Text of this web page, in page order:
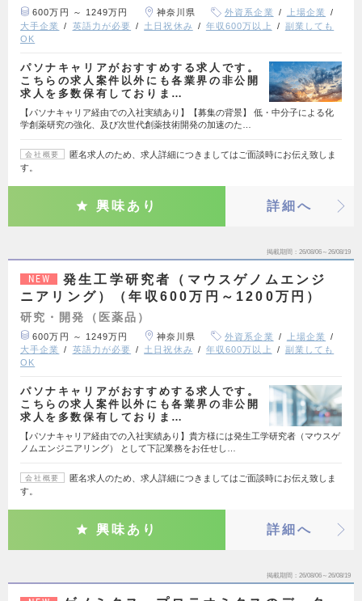
600万円 ～ 1249万円 神奈川県 外資系企業
上場企業
大手企業
英語力が必要 土日祝休み 年収600万以上
副業しても
OK
パソナキャリアがおすすめする求人です。
こちらの求人案件以外にも各業界の非公開
求人を多数保有しておりま…
【パソナキャリア経由での入社実績あり】【募集の背景】 低・中分子による化
学創薬研究の強化、及び次世代創薬技術開発の加速のた…
会社概要
匿名求人のため、求人詳細につきましてはご面談時にお伝え致しま
す。
興味あり 詳細へ
掲載期間 26/08/06～26/08/19
NEW
発生工学研究者（マウスゲノムエンジ
ニアリング）（年収600万円～1200万円）
研究・開発（医薬品）
600万円 ～ 1249万円 神奈川県 外資系企業
上場企業
大手企業
英語力が必要 土日祝休み 年収600万以上
副業しても
OK
パソナキャリアがおすすめする求人です。
こちらの求人案件以外にも各業界の非公開
求人を多数保有しておりま…
【パソナキャリア経由での入社実績あり】貴方様には発生工学研究者（マウスゲ
ノムエンジニアリング） として下記業務をお任せし…
会社概要
匿名求人のため、求人詳細につきましてはご面談時にお伝え致しま
す。
興味あり 詳細へ
掲載期間 26/08/06～26/08/19